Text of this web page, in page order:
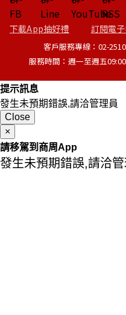
下載App抽好禮 訂閱電
客戶服務專線：02-
服務時間：週一至週五
提示訊息
發生未預期錯誤,請洽管理員
Close
×
請移駕到商周App
發生未預期錯誤,請洽管